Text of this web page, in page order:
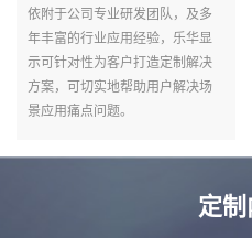
依附于公司专业研发团队，及多
年丰富的行业应用经验，乐华显
示可针对性为客户打造定制解决
方案，可切实地帮助用户解决场
景应用痛点问题。
定